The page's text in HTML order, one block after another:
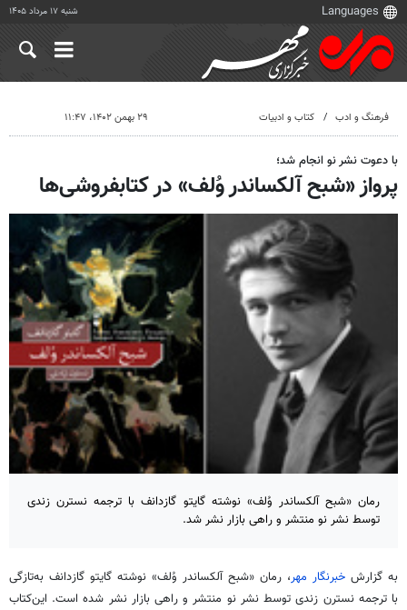
شنبه ۱۷ مرداد ۱۴۰۵
فرهنگ و ادب کتاب و ادبیات ۲۹ بهمن ۱۴۰۲، ۱۱:۴۷
با دعوت نشر نو انجام شد؛
پرواز «شبح آلکساندر وُلف» در کتابفروشی‌ها
رمان «شبح آلکساندر وُلف» نوشته گایتو گازدانف با ترجمه نسترن زندی
توسط نشر نو منتشر و راهی بازار نشر شد.
به گزارش خبرنگار مهر، رمان «شبح آلکساندر وُلف» نوشته گایتو گازدانف به‌تازگی
با ترجمه نسترن زندی توسط نشر نو منتشر و راهی بازار نشر شده است. این‌کتاب